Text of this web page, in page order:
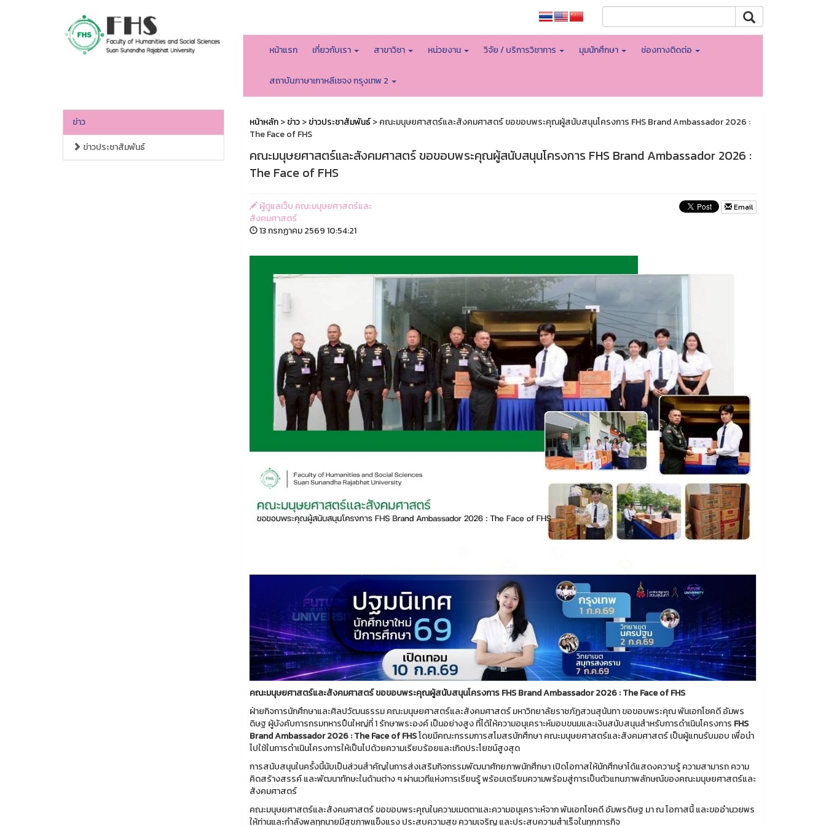
หน้าแรก เกี่ยวกับเรา สาขาวิชา หน่วยงาน วิจัย / บริการวิชาการ มุมนักศึกษา ช่องทางติดต่อ
สถาบันภาษาเกาหลีเซจง กรุงเทพ 2
ข่าว
ข่าวประชาสัมพันธ์
หน้าหลัก>ข่าว>ข่าวประชาสัมพันธ์> คณะมนุษยศาสตร์และสังคมศาสตร์ ขอขอบพระคุณผู้สนับสนุนโครงการ FHS Brand Ambassador 2026 :
The Face of FHS
คณะมนุษยศาสตร์และสังคมศาสตร์ ขอขอบพระคุณผู้สนับสนุนโครงการ FHS Brand Ambassador 2026 :
The Face of FHS
ผู้ดูแลเว็บ คณะมนุษยศาสตร์และ
สังคมศาสตร์
13 กรกฏาคม 2569 10:54:21
Email
คณะมนุษยศาสตร์และสังคมศาสตร์ ขอขอบพระคุณผู้สนับสนุนโครงการFHS Brand Ambassador 2026 : The Face of FHS
ฝ่ายกิจการนักศึกษาและศิลปวัฒนธรรม คณะมนุษยศาสตร์และสังคมศาสตร์ มหาวิทยาลัยราชภัฏสวนสุนันทา ขอขอบพระคุณ พันเอกโชคดี อัมพร
ดิษฐ ผู้บังคับการกรมทหารปืนใหญ่ที่ 1 รักษาพระองค์ เป็นอย่างสูง ที่ได้ให้ความอนุเคราะห์มอบขนมและเงินสนับสนุนสำหรับการดำเนินโครงการ FHS
Brand Ambassador 2026 : The Face of FHSโดยมีคณะกรรมการสโมสรนักศึกษา คณะมนุษยศาสตร์และสังคมศาสตร์ เป็นผู้แทนรับมอบ เพื่อนำ
ไปใช้ในการดำเนินโครงการให้เป็นไปด้วยความเรียบร้อยและเกิดประโยชน์สูงสุด
การสนับสนุนในครั้งนี้นับเป็นส่วนสำคัญในการส่งเสริมกิจกรรมพัฒนาศักยภาพนักศึกษา เปิดโอกาสให้นักศึกษาได้แสดงความรู้ ความสามารถ ความ
คิดสร้างสรรค์ และพัฒนาทักษะในด้านต่าง ๆ ผ่านเวทีแห่งการเรียนรู้ พร้อมเตรียมความพร้อมสู่การเป็นตัวแทนภาพลักษณ์ของคณะมนุษยศาสตร์และ
สังคมศาสตร์
คณะมนุษยศาสตร์และสังคมศาสตร์ ขอขอบพระคุณในความเมตตาและความอนุเคราะห์จาก พันเอกโชคดี อัมพรดิษฐ มา ณ โอกาสนี้ และขออำนวยพร
ให้ท่านและกำลังพลทุกนายมีสุขภาพแข็งแรง ประสบความสุข ความเจริญ และประสบความสำเร็จในทุกภารกิจ